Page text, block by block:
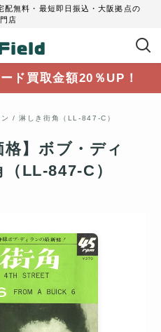
無料・最短即日振込・大阪拠点の
店
ド買取金額20％UP！
ン / 淋しき街角（LL-847-C）
格】ボブ・ディ
LL-847-C）